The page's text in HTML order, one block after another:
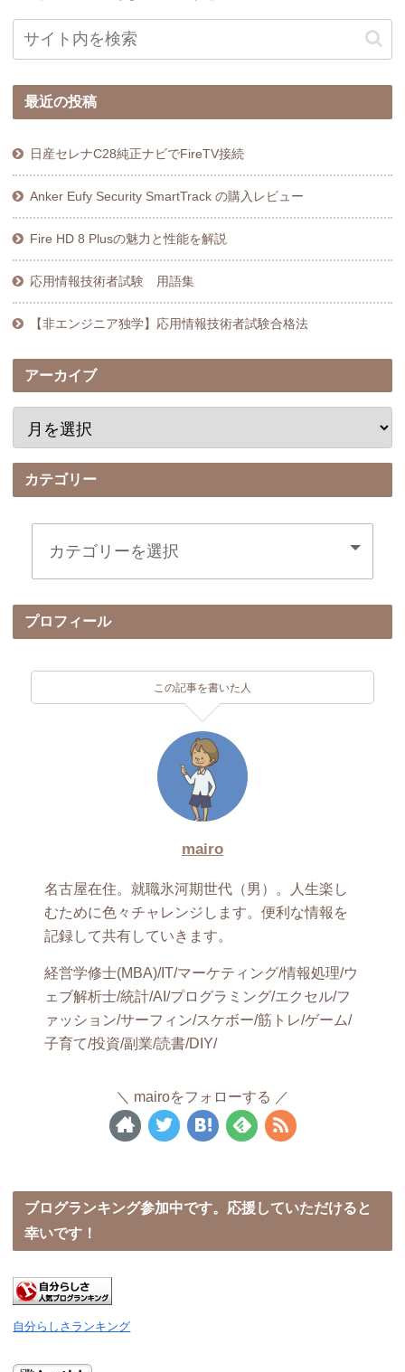
最近の投稿
日産セレナC28純正ナビでFireTV接続
Anker Eufy Security SmartTrack の購入レビュー
Fire HD 8 Plusの魅力と性能を解説
応用情報技術者試験 用語集
【非エンジニア独学】応用情報技術者試験合格法
アーカイブ
カテゴリー
プロフィール
この記事を書いた人
mairo
名古屋在住。就職氷河期世代（男）。人生楽し
むために色々チャレンジします。便利な情報を
記録して共有していきます。
経営学修士(MBA)/IT/マーケティング/情報処理/ウ
ェブ解析士/統計/AI/プログラミング/エクセル/フ
ァッション/サーフィン/スケボー/筋トレ/ゲーム/
子育て/投資/副業/読書/DIY/
mairoをフォローする
ブログランキング参加中です。応援していただけると
幸いです！
自分らしさランキング